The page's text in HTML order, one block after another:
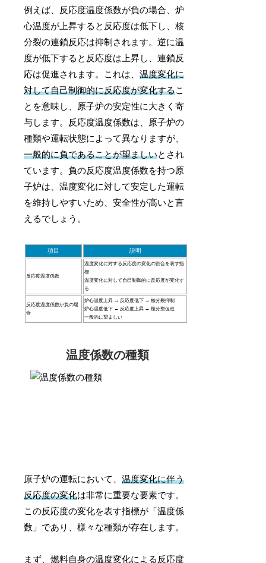
例えば、反応度温度係数が負の場合、炉
心温度が上昇すると反応度は低下し、核
分裂の連鎖反応は抑制されます。逆に温
度が低下すると反応度は上昇し、連鎖反
応は促進されます。これは、温度変化に
対して自己制御的に反応度が変化するこ
とを意味し、原子炉の安定性に大きく寄
与します。反応度温度係数は、原子炉の
種類や運転状態によって異なりますが、
一般的に負であることが望ましいとされ
ています。負の反応度温度係数を持つ原
子炉は、温度変化に対して安定した運転
を維持しやすいため、安全性が高いと言
えるでしょう。
項目 説明
反応度温度係数
温度変化に対する反応度の変化の割合を表す指
標
温度変化に対して自己制御的に反応度が変化す
る
反応度温度係数が負の場
合
炉心温度上昇 → 反応度低下 → 核分裂抑制
炉心温度低下 → 反応度上昇 → 核分裂促進
一般的に望ましい
温度係数の種類
原子炉の運転において、温度変化に伴う
反応度の変化は非常に重要な要素です。
この反応度の変化を表す指標が「温度係
数」であり、様々な種類が存在します。
まず、燃料自身の温度変化による反応度